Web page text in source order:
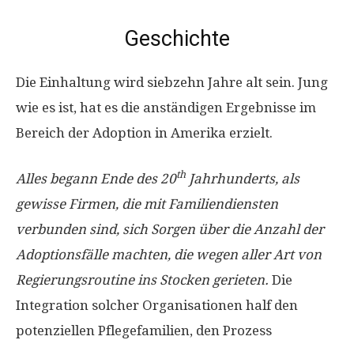
Geschichte
Die Einhaltung wird siebzehn Jahre alt sein. Jung
wie es ist, hat es die anständigen Ergebnisse im
Bereich der Adoption in Amerika erzielt.
Alles begann Ende des 20th Jahrhunderts, als
gewisse Firmen, die mit Familiendiensten
verbunden sind, sich Sorgen über die Anzahl der
Adoptionsfälle machten, die wegen aller Art von
Regierungsroutine ins Stocken gerieten. Die
Integration solcher Organisationen half den
potenziellen Pflegefamilien, den Prozess